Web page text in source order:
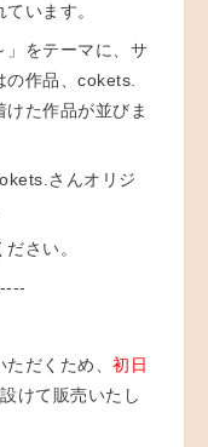
います。
」をテーマに、サ
作品、 cokets.
けた作品が並びま
さんオリジ
さい。
だくため、 初日
けて販売いたし